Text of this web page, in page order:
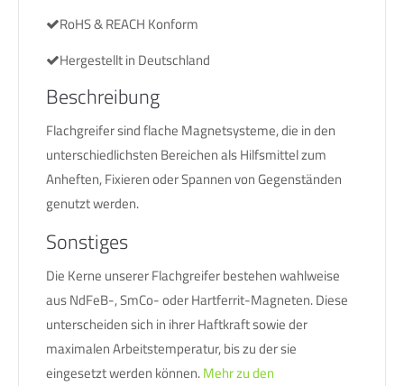
RoHS & REACH Konform
Hergestellt in Deutschland
Beschreibung
Flachgreifer sind flache Magnetsysteme, die in den
unterschiedlichsten Bereichen als Hilfsmittel zum
Anheften, Fixieren oder Spannen von Gegenständen
genutzt werden.
Sonstiges
Die Kerne unserer Flachgreifer bestehen wahlweise
aus NdFeB-, SmCo- oder Hartferrit-Magneten. Diese
unterscheiden sich in ihrer Haftkraft sowie der
maximalen Arbeitstemperatur, bis zu der sie
eingesetzt werden können.Mehr zu den